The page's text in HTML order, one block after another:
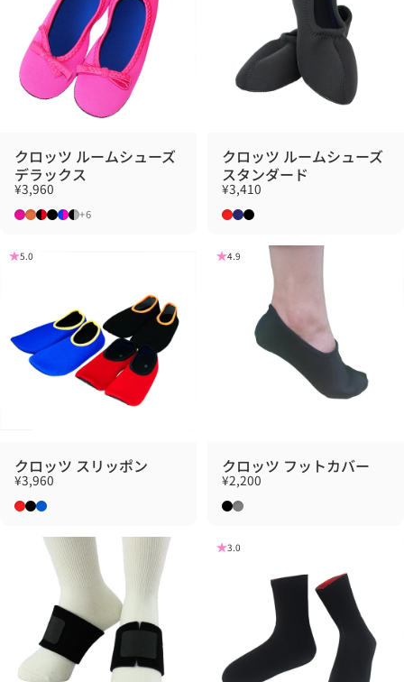
クロッツ ルームシューズ
デラックス
¥3,960
ピンク×ピンク
オレンジ×オレンジ
ブラック×レッド
ブラック×ブラック
ブルー×ピンク
ブラック×グレー
+6
クロッツ ルームシューズ
スタンダード
¥3,410
レッド
ネイビー
ブラック
5.0
クロッツ スリッポン
¥3,960
レッド
ブラック
ブルー
4.9
クロッツ フットカバー
¥2,200
ブラック
グレー
3.0